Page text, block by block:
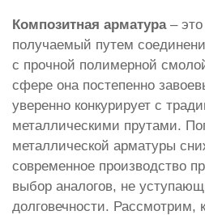
Композитная арматура– это
получаемый путем
с прочной полимерной
сфере она постепенно
уверенно конкурирует с
металлическими прутами.
металлической арматуры
современное производство
выбор аналогов, не
долговечности. Рассмотрим,